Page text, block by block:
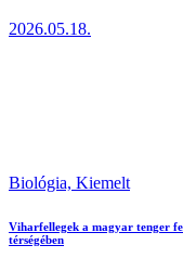
2026.05.18.
Biológia, Kiemelt
Viharfellegek a magyar tenger
térségében